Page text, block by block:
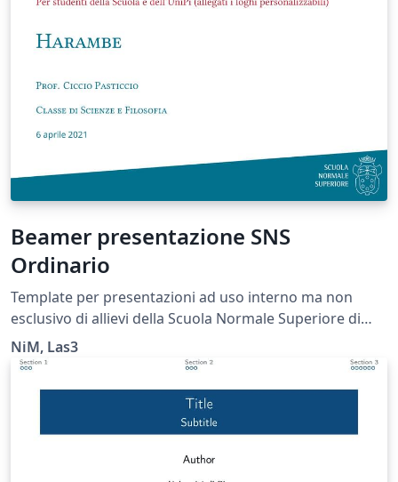
Beamer presentazione SNS
Ordinario
Template per presentazioni ad uso interno ma non
esclusivo di allievi della Scuola Normale Superiore di
Pisa e dell'Università di Pisa (Modified from the UC
Berkeley beamer theme)
NiM, Las3